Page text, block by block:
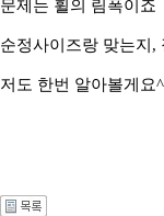
문제는 휠의 림폭이죠
순정사이즈랑 맞는지,
저도 한번 알아볼게요